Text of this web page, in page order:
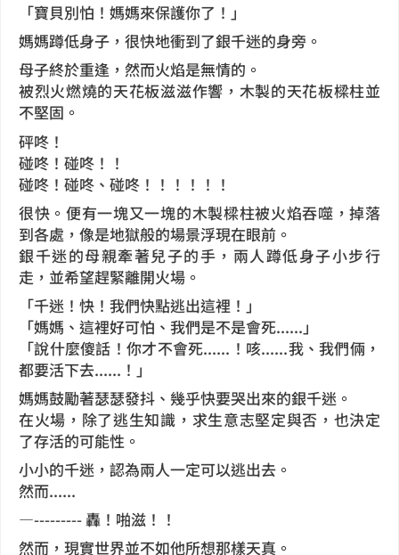
「寶貝別怕！媽媽來保護你了！」
媽媽蹲低身子，很快地衝到了銀千迷的身旁。
母子終於重逢，然而火焰是無情的。
被烈火燃燒的天花板滋滋作響，木製的天花板樑柱並
不堅固。
砰咚！
碰咚！碰咚！！
碰咚！碰咚、碰咚！！！！！！
很快。便有一塊又一塊的木製樑柱被火焰吞噬，掉落
到各處，像是地獄般的場景浮現在眼前。
銀千迷的母親牽著兒子的手，兩人蹲低身子小步行
走，並希望趕緊離開火場。
「千迷！快！我們快點逃出這裡！」
「媽媽、這裡好可怕、我們是不是會死......」
「說什麼傻話！你才不會死......！咳......我、我們倆，
都要活下去......！」
媽媽鼓勵著瑟瑟發抖、幾乎快要哭出來的銀千迷。
在火場，除了逃生知識，求生意志堅定與否，也決定
了存活的可能性。
小小的千迷，認為兩人一定可以逃出去。
然而......
—--------- 轟！啪滋！！
然而，現實世界並不如他所想那樣天真。